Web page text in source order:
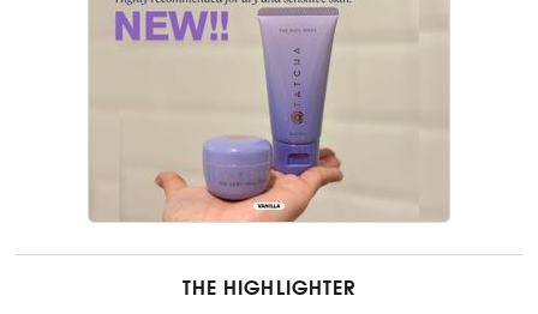
THE HIGHLIGHTER